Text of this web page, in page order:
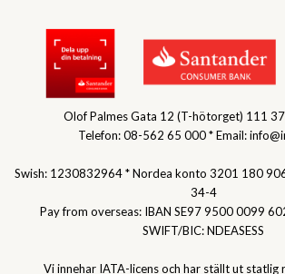
Olof Palmes Gata 12 (T-hötorget) 111
Telefon: 08-562 65 000 * Email:
Swish: 1230832964 * Nordea konto 3201 180
34-4
Pay from overseas: IBAN SE97 9500 0099
SWIFT/BIC: NDEASESS
Vi innehar IATA-licens och har ställt ut statlig